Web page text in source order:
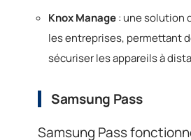
Knox Manage: une solution
les entreprises, permettant
sécuriser les appareils à
Samsung Pass
Samsung Pass